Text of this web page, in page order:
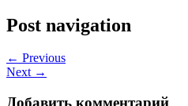
Post navigation
← Previous
Next →
Добавить комментарий